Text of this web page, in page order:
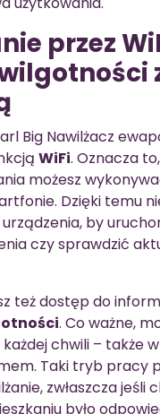
przez
Big Nawilżacz
WiFi. Oznacza
możesz
Dzięki temu
by
czy sprawdzić
też dostęp do
. Co ważne,
chwili – także
Taki tryb pracy
zwłaszcza jeśli
było